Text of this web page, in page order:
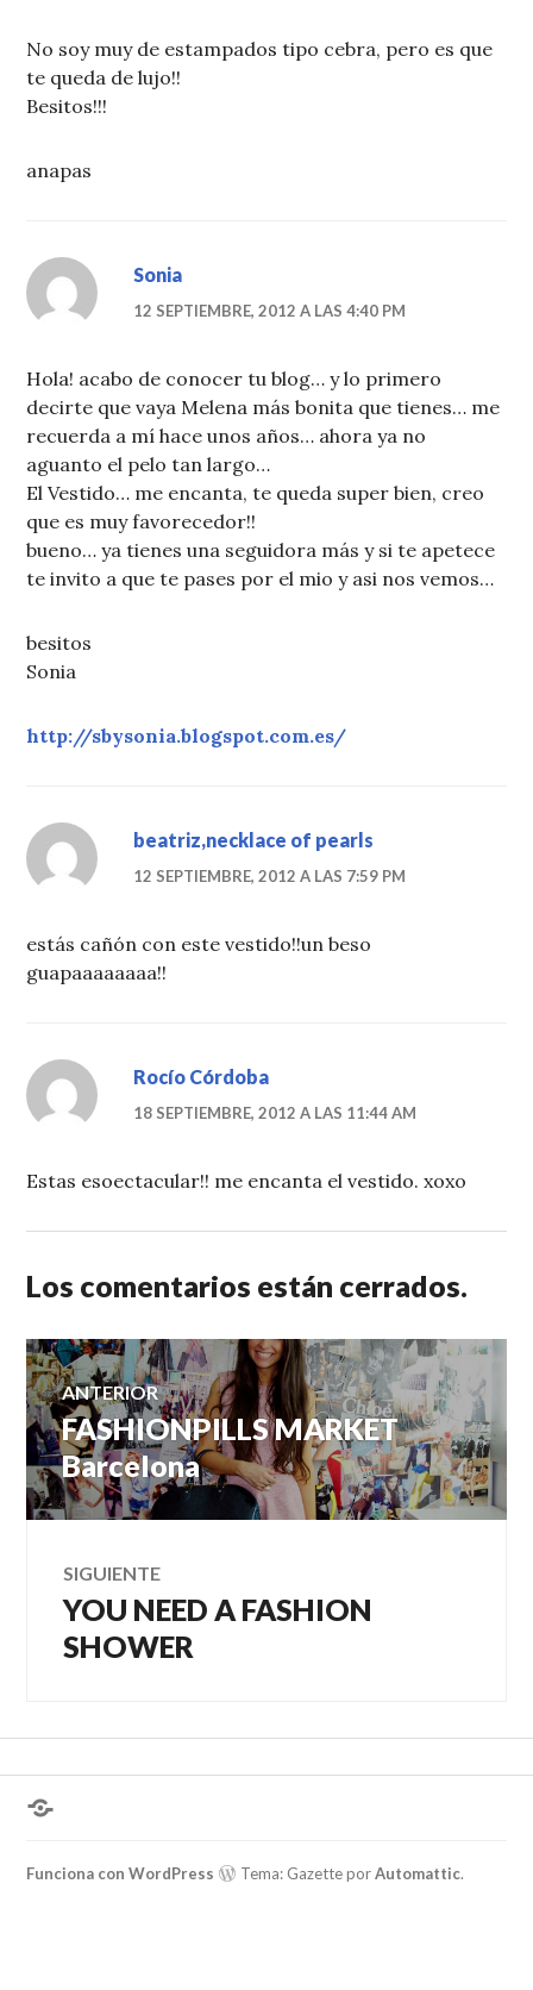
No soy muy de estampados tipo cebra, pero es que
te queda de lujo!!
Besitos!!!
anapas
Sonia
12 SEPTIEMBRE, 2012 A LAS 4:40 PM
Hola! acabo de conocer tu blog… y lo primero
decirte que vaya Melena más bonita que tienes… me
recuerda a mí hace unos años… ahora ya no
aguanto el pelo tan largo…
El Vestido… me encanta, te queda super bien, creo
que es muy favorecedor!!
bueno… ya tienes una seguidora más y si te apetece
te invito a que te pases por el mio y asi nos vemos…
besitos
Sonia
http://sbysonia.blogspot.com.es/
beatriz,necklace of pearls
12 SEPTIEMBRE, 2012 A LAS 7:59 PM
estás cañón con este vestido!!un beso
guapaaaaaaaa!!
Rocío Córdoba
18 SEPTIEMBRE, 2012 A LAS 11:44 AM
Estas esoectacular!! me encanta el vestido. xoxo
Los comentarios están cerrados.
Navegación
de
entradas
ANTERIOR
Entrada
anterior:
FASHIONPILLS MARKET
Barcelona
SIGUIENTE
Entrada
siguiente:
YOU NEED A FASHION
SHOWER
Funciona con WordPress Tema: Gazette porAutomattic.